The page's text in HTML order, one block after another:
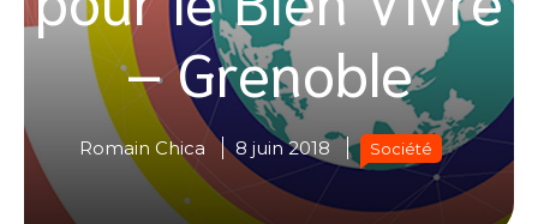
– Grenoble
Romain Chica 8 juin 2018 Société